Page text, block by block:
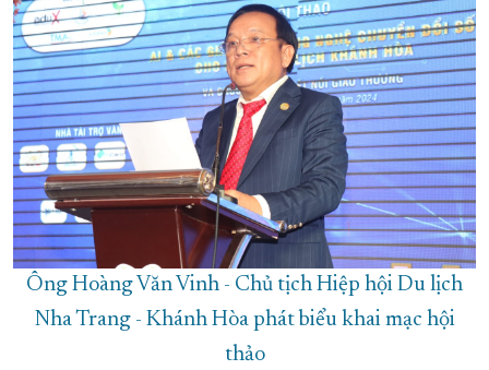
Ông Hoàng Văn Vinh - Chủ tịch Hiệp hội Du lịch
Nha Trang - Khánh Hòa phát biểu khai mạc hội
thảo